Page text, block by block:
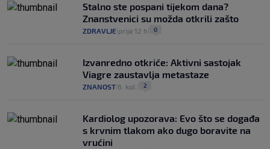
Stalno ste pospani tijekom dana?
Znanstvenici su možda otkrili zašto
ZDRAVLJE prije 12 h 0
Izvanredno otkriće: Aktivni sastojak
Viagre zaustavlja metastaze
ZNANOST 6. kol. 2
Kardiolog upozorava: Evo što se događa
s krvnim tlakom ako dugo boravite na
vrućini